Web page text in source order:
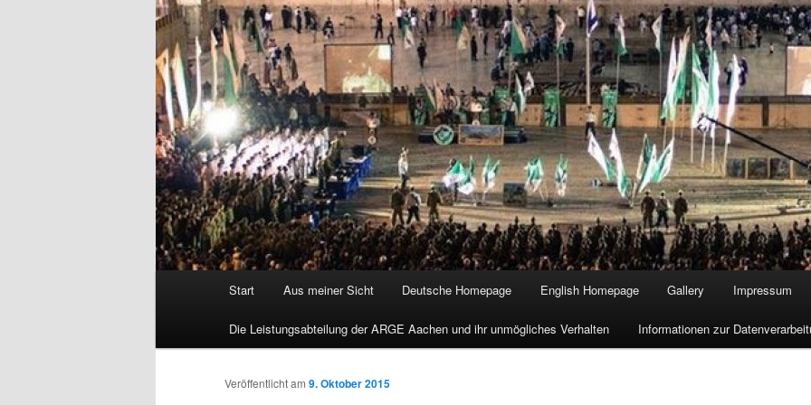
Start Aus meiner Sicht Deutsche Homepage English Homepage Gallery Impressum
Die Leistungsabteilung der ARGE Aachen und ihr unmögliches Verhalten Informationen zur
Veröffentlicht am 9. Oktober 2015